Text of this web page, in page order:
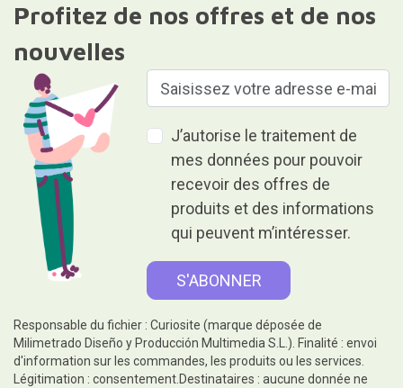
Profitez de nos offres et de nos
nouvelles
J’autorise le traitement de
mes données pour pouvoir
recevoir des offres de
produits et des informations
qui peuvent m’intéresser.
Responsable du fichier : Curiosite (marque déposée de
Milimetrado Diseño y Producción Multimedia S.L.). Finalité : envoi
d'information sur les commandes, les produits ou les services.
Légitimation : consentement.Destinataires : aucune donnée ne